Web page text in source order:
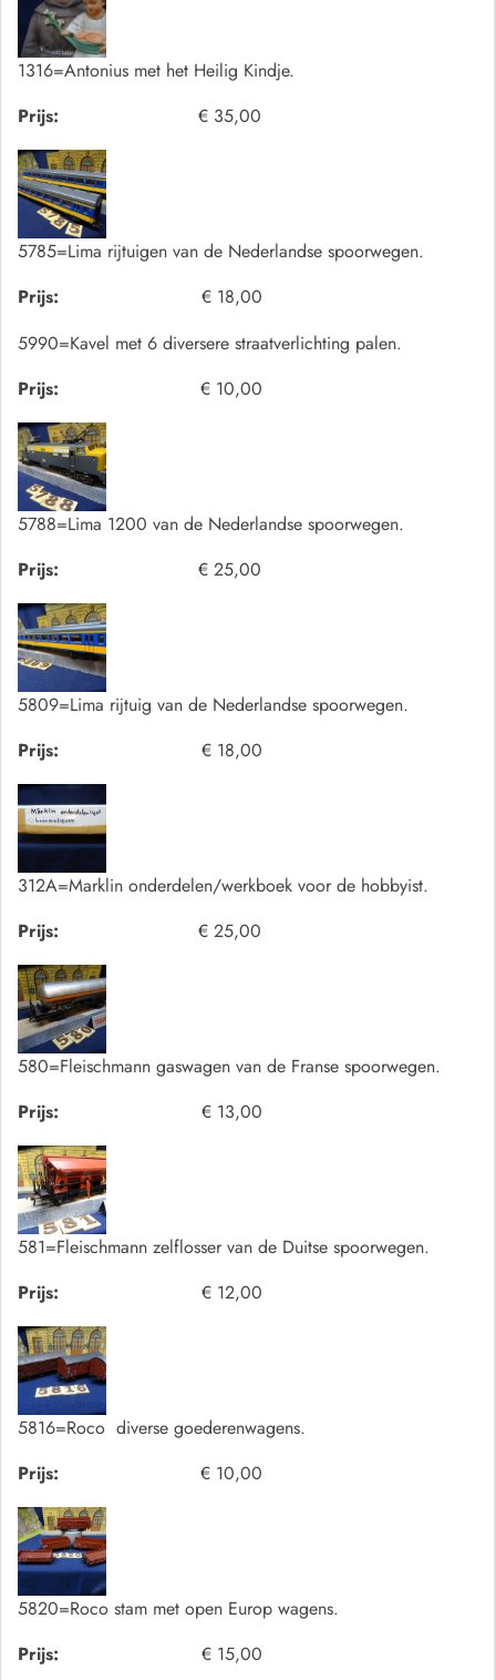
1316=Antonius met het Heilig Kindje.
Prijs:
€ 35,00
5785=Lima rijtuigen van de Nederlandse spoorwegen.
Prijs:
€ 18,00
5990=Kavel met 6 diversere straatverlichting palen.
Prijs:
€ 10,00
5788=Lima 1200 van de Nederlandse spoorwegen.
Prijs:
€ 25,00
5809=Lima rijtuig van de Nederlandse spoorwegen.
Prijs:
€ 18,00
312A=Marklin onderdelen/werkboek voor de hobbyist.
Prijs:
€ 25,00
580=Fleischmann gaswagen van de Franse spoorwegen.
Prijs:
€ 13,00
581=Fleischmann zelflosser van de Duitse spoorwegen.
Prijs:
€ 12,00
5816=Roco diverse goederenwagens.
Prijs:
€ 10,00
5820=Roco stam met open Europ wagens.
Prijs:
€ 15,00